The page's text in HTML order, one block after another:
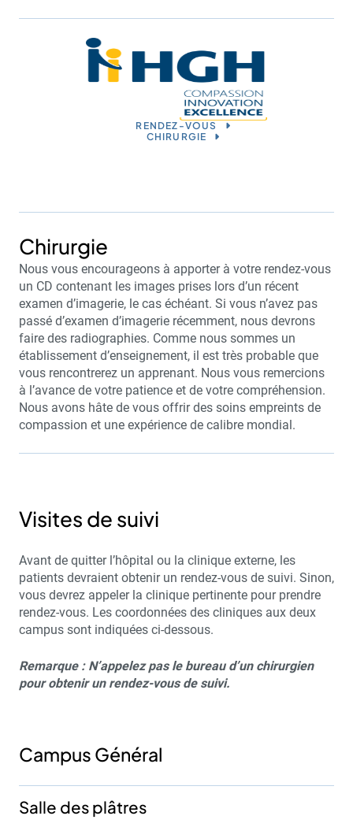
RENDEZ-VOUS
CHIRURGIE
Chirurgie
Nous vous encourageons à apporter à votre rendez-vous
un CD contenant les images prises lors d’un récent
examen d’imagerie, le cas échéant. Si vous n’avez pas
passé d’examen d’imagerie récemment, nous devrons
faire des radiographies. Comme nous sommes un
établissement d’enseignement, il est très probable que
vous rencontrerez un apprenant. Nous vous remercions
à l’avance de votre patience et de votre compréhension.
Nous avons hâte de vous offrir des soins empreints de
compassion et une expérience de calibre mondial.
Visites de suivi
Avant de quitter l’hôpital ou la clinique externe, les
patients devraient obtenir un rendez-vous de suivi. Sinon,
vous devrez appeler la clinique pertinente pour prendre
rendez-vous. Les coordonnées des cliniques aux deux
campus sont indiquées ci-dessous.
Remarque : N’appelez pas le bureau d’un chirurgien
pour obtenir un rendez-vous de suivi.
Campus Général
Salle des plâtres